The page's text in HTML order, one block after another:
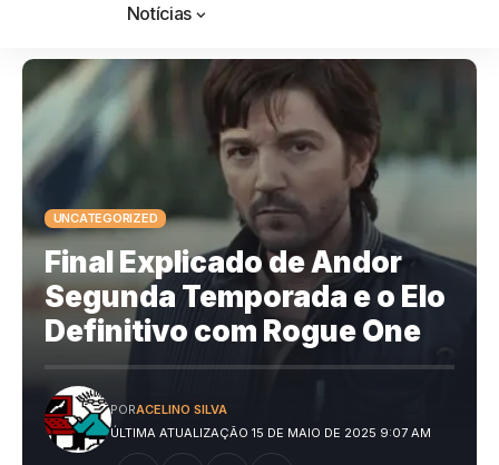
Notícias
UNCATEGORIZED
Final Explicado de Andor
Segunda Temporada e o Elo
Definitivo com Rogue One
ÚLTIMA ATUALIZAÇÃO 15 DE MAIO DE 2025 9:07 AM
PORACELINO SILVA